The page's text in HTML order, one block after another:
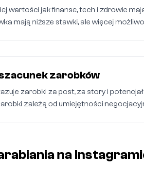
wartości jak finanse, tech i zdrowie
mają niższe stawki, ale więcej
zarobków
zarobki za post, za story i
zależą od umiejętności
na